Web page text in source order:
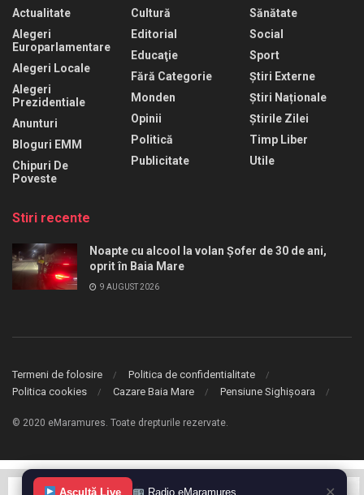
Actualitate
Alegeri
Europarlamentare
Alegeri Locale
Alegeri
Prezidentiale
Anunturi
Bloguri EMM
Chipuri De
Poveste
Cultură
Editorial
Educaţie
Fără Categorie
Monden
Opinii
Politică
Publicitate
Sănătate
Social
Sport
Știri Externe
Știri Naționale
Știrile Zilei
Timp Liber
Utile
Stiri recente
Noapte cu alcool la volan Șofer de 30 de ani,
oprit în Baia Mare
9 AUGUST 2026
Termeni de folosire
Politica de confidentialitate
Politica cookies
Cazare Baia Mare Pensiune Sighișoara
© 2020 eMaramures. Toate drepturile rezervate.
Ascultă Live Radio eMaramureș ✕